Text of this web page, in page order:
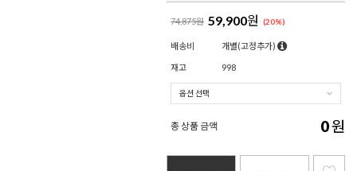
74,875원 59,900원 (20%)
배송비 개별(고정추가)
재고 998
총 상품 금액 0원